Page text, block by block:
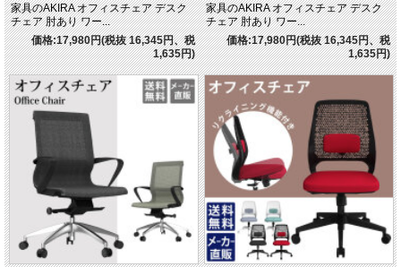
家具のAKIRA オフィスチェア デスク
チェア 肘あり ワー...
価格:17,980円(税抜 16,345円、税
1,635円)
家具のAKIRA オフィスチェア デスク
チェア 肘あり ワー...
価格:17,980円(税抜 16,345円、税
1,635円)